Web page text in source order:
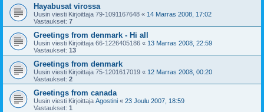
Hayabusat virossa
Uusin viesti Kirjoittaja 79-1091167648 « 14 Marras 2008, 17:02
Vastaukset: 7
Greetings from denmark - Hi all
Uusin viesti Kirjoittaja 66-1226405186 « 13 Marras 2008, 22:59
Vastaukset: 13
Greetings from denmark
Uusin viesti Kirjoittaja 75-1201617019 « 12 Marras 2008, 00:20
Vastaukset: 2
Greetings from canada
Uusin viesti Kirjoittaja Agostini « 23 Joulu 2007, 18:59
Vastaukset: 1